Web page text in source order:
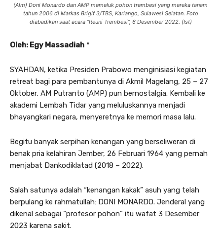
(Alm) Doni Monardo dan AMP memeluk pohon trembesi yang mereka tanam
tahun 2006 di Markas Brigif 3/TBS, Kariango, Sulawesi Selatan. Foto
diabadikan saat acara "Reuni Trembesi", 6 Desember 2022. (Ist)
Oleh: Egy Massadiah *
SYAHDAN, ketika Presiden Prabowo menginisiasi kegiatan
retreat bagi para pembantunya di Akmil Magelang, 25 – 27
Oktober, AM Putranto (AMP) pun bernostalgia. Kembali ke
akademi Lembah Tidar yang meluluskannya menjadi
bhayangkari negara, menyeretnya ke memori masa lalu.
Begitu banyak serpihan kenangan yang berseliweran di
benak pria kelahiran Jember, 26 Februari 1964 yang pernah
menjabat Dankodiklatad (2018 – 2022).
Salah satunya adalah “kenangan kakak” asuh yang telah
berpulang ke rahmatullah: DONI MONARDO. Jenderal yang
dikenal sebagai “profesor pohon” itu wafat 3 Desember
2023 karena sakit.